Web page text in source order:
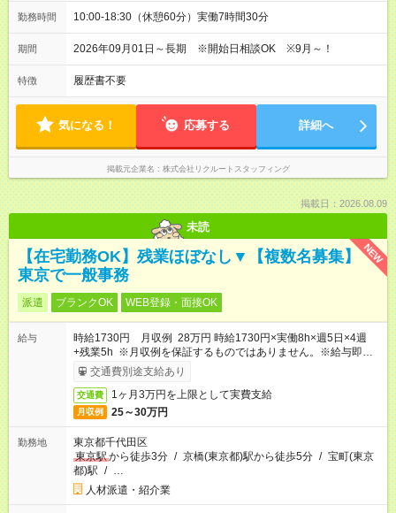
勤務時間 10:00-18:30（休憩60分）実働7時間30分
期間 2026年09月01日～長期 ※開始日相談OK ※9月～！
特徴 履歴書不要
気になる！ 応募する 詳細へ
掲載元企業名 株式会社リクルートスタッフィング
掲載日：2026.08.09
未読
NEW
【在宅勤務OK】残業ほぼなし▼【複数名募集】
東京で一般事務
派遣 ブランクOK WEB登録・面接OK
給与
時給1730円 月収例 28万円 時給1730円×実働8h×週5日×4週
+残業5h ※月収例を保証するものではありません。※給与即受取
りサービス利用可（利用条件有）
交通費別途支給あり
交通費 1ヶ月3万円を上限として実費支給
月収例 25～30万円
勤務地
東京都千代田区
東京駅から徒歩3分 / 京橋(東京都)駅から徒歩5分 / 宝町(東京
都)駅 / …
人材派遣・紹介業